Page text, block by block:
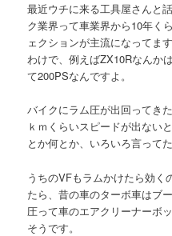
最近ウチに来る工具屋さんと
ク業界って車業界から10年く
ェクションが主流になってま
わけで、例えばZX10Rなんか
て200PSなんですよ。
バイクにラム圧が出回ってき
ｋｍくらいスピードが出ない
とか何とか、いろいろ言ってた
うちのVFもラムかけたら効く
たら、昔の車のターボ車はブ
圧って車のエアクリーナーボ
そうです。